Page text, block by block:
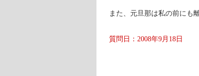
また、元旦那は私の前にも
質問日：2008年9月18日